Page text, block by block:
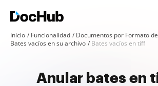
Inicio Funcionalidad
Documentos por Formato
Bates vacíos en su archivo
Bates vacíos en tiff
Anular bates en